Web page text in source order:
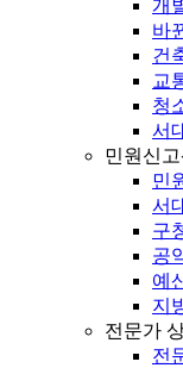
개
바
건
교
청
서
민원신고
민
서
구
공
예
지
전문가
전